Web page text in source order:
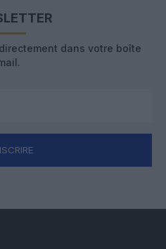
dans votre boîte